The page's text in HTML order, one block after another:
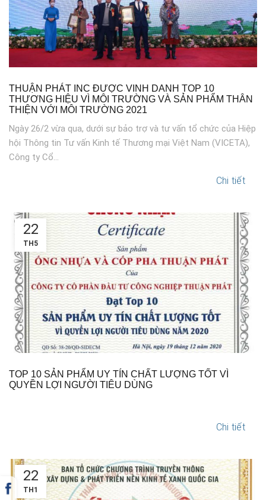
THUẬN PHÁT INC ĐƯỢC VINH DANH TOP 10
THƯƠNG HIỆU VÌ MÔI TRƯỜNG VÀ SẢN PHẨM THÂN
THIỆN VỚI MÔI TRƯỜNG 2021
Ngày 26/2 vừa qua, dưới sự bảo trợ và tư vấn tổ chức của Hiệp
hội Thông tin Tư vấn Kinh tế Thương mại Việt Nam (VICETA),
Công ty Cổ...
Chi tiết
22
TH5
TOP 10 SẢN PHẨM UY TÍN CHẤT LƯỢNG TỐT VÌ
QUYỀN LỢI NGƯỜI TIÊU DÙNG
Chi tiết
22
TH1